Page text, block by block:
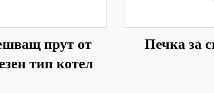
прут от
тип котел
Печка за